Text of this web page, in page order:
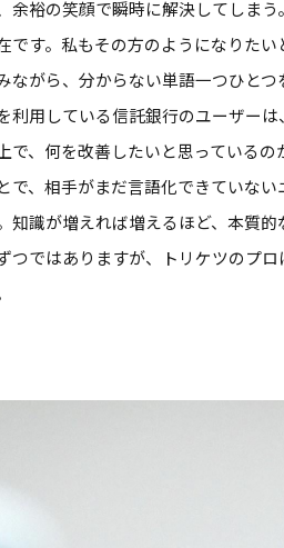
余裕の笑顔で瞬時に解決してしま
です。私もその方のようになりた
ながら、分からない単語一つひと
利用している信託銀行のユーザー
で、何を改善したいと思っているの
で、相手がまだ言語化できていな
知識が増えれば増えるほど、本質
つではありますが、トリケツのプ